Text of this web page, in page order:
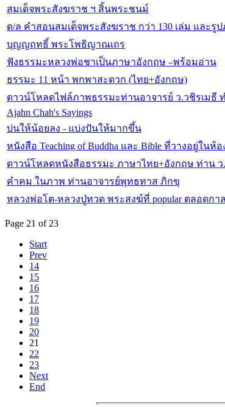
สมเด็จพระสังฆราช ฯ สิ้นพระชนม์
ด/ล คำสอนสมเด็จพระสังฆราช กว่า 130 เล่ม และ
บุญญฤทธิ์ พระโพธิญาณเถร
ฟังธรรมะหลวงพ่อชาเป็นภาษาอังกฤษ –พร้อมอ่าน
ธรรมะ 11 หน้า พกพาสะดวก (ไทย+อังกฤษ)
ดาวน์โหลดไฟล์ภาพธรรมะท่านอาจารย์ ว.วชิรเมธี ทำ
Ajahn Chah's Sayings
บ่นให้น้อยลง - แบ่งปันให้มากขึ้น
หนังสือ Teaching of Buddha และ Bible ที่วางอยู่ในห้
ดาวน์โหลดหนังสือธรรมะ ภาษาไทย+อังกฤษ ท่าน ว
คำคม ในภาพ ท่านอาจารย์พุทธทาส ภิกขุ
หลวงพ่อโต-หลวงปู่ทวด พระสงฆ์ที่ popular ตลอดกาล
Page 21 of 23
Start
Prev
14
15
16
17
18
19
20
21
22
23
Next
End